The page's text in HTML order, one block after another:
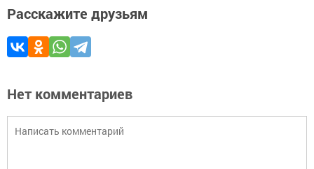
Расскажите друзьям
Нет комментариев